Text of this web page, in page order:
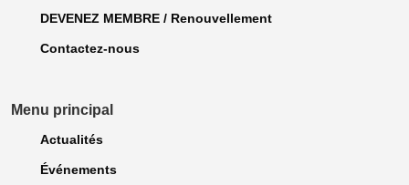
DEVENEZ MEMBRE / Renouvellement
Contactez-nous
Menu principal
Actualités
Événements